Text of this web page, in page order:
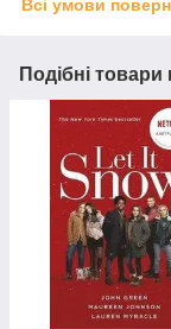
Всі умови
Подібні товари